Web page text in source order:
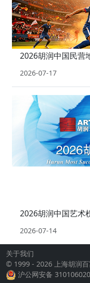
2026胡润中国民营
2026-07-17
2026胡润中国艺术
2026-07-14
关于我们
© 1999 - 2026 上海胡润
沪公网安备